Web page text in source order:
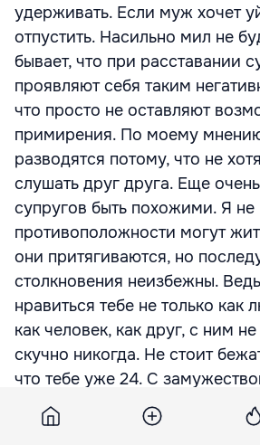
удерживать. Если муж хочет
отпустить. Насильно мил не
бывает, что при расставании
проявляют себя таким
что просто не оставляют
примирения. По моему
разводятся потому, что не
слушать друг друга. Еще
супругов быть похожими. Я
противоположности могут
они притягиваются, но
столкновения неизбежны.
нравиться тебе не только как
как человек, как друг, с ним
скучно никогда. Не стоит
что тебе уже 24. С
спешить. Но если случилось
совместная жизнь не удалась